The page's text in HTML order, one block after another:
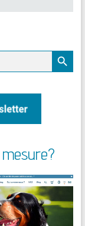
Search Button